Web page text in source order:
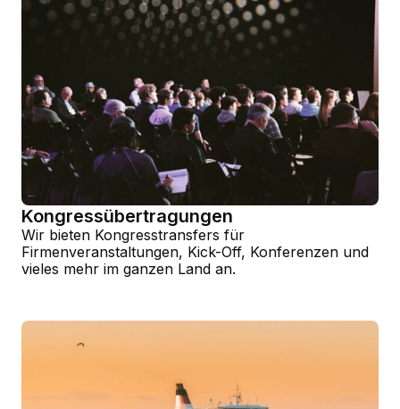
Kongressübertragungen
Wir bieten Kongresstransfers für
Firmenveranstaltungen, Kick-Off, Konferenzen und
vieles mehr im ganzen Land an.